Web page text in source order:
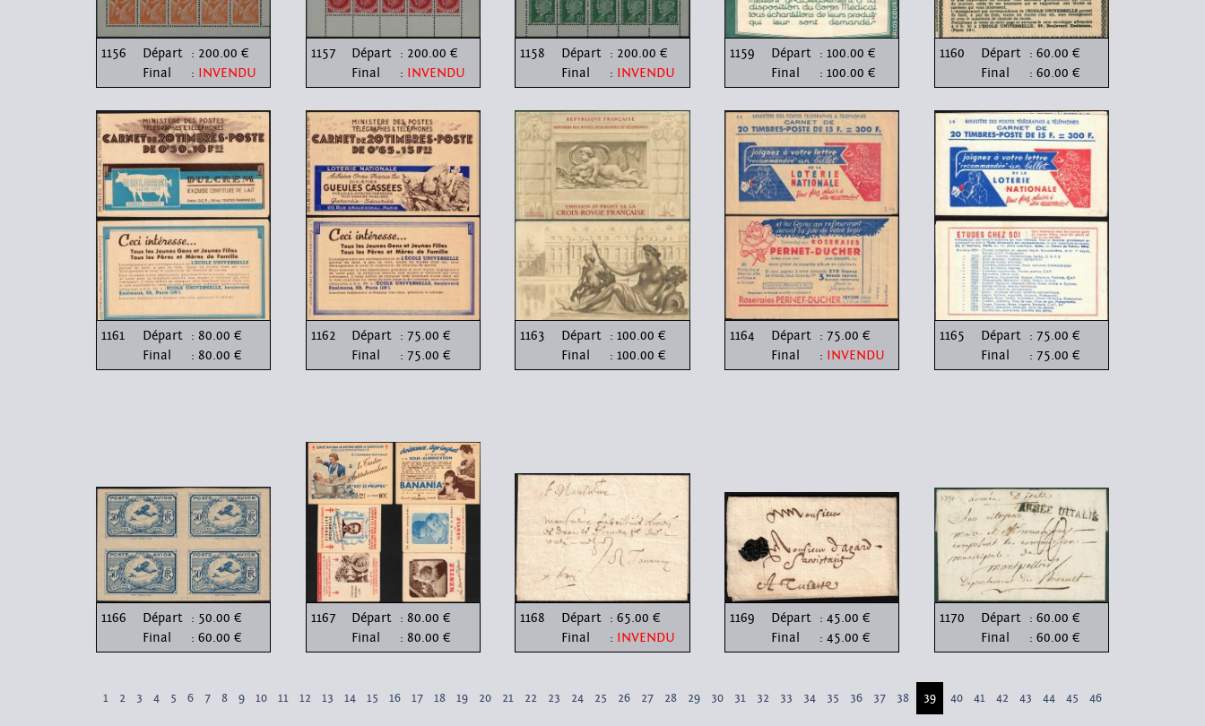
1156 Départ : 200.00 €
Final
: INVENDU
1157 Départ : 200.00 €
Final
: INVENDU
1158 Départ : 200.00 €
Final
: INVENDU
1159 Départ : 100.00 €
Final
: 100.00 €
1160 Départ : 60.00 €
Final
: 60.00 €
1161 Départ : 80.00 €
Final
: 80.00 €
1162 Départ : 75.00 €
Final
: 75.00 €
1163 Départ : 100.00 €
Final
: 100.00 €
1164 Départ : 75.00 €
Final
: INVENDU
1165 Départ : 75.00 €
Final
: 75.00 €
1166 Départ : 50.00 €
Final
: 60.00 €
1167 Départ : 80.00 €
Final
: 80.00 €
1168 Départ : 65.00 €
Final
: INVENDU
1169 Départ : 45.00 €
Final
: 45.00 €
1170 Départ : 60.00 €
Final
: 60.00 €
1 2 3 4 5 6 7 8 9 10 11 12 13 14 15 16 17 18 19 20 21 22 23 24 25 26 27 28 29 30 31 32 33 34 35 36 37 38 39 40 41 42 43 44 45 46